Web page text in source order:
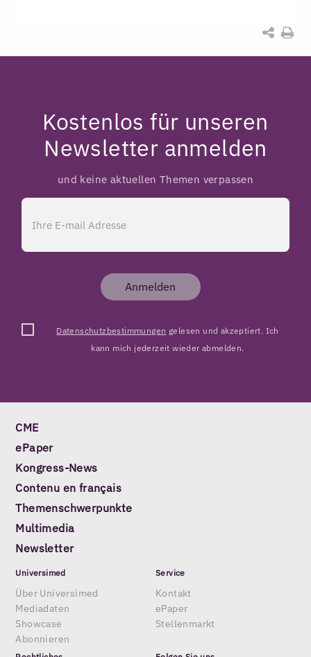
Kostenlos für unseren
Newsletter anmelden
und keine aktuellen Themen verpassen
Anmelden
Datenschutzbestimmungen gelesen und akzeptiert. Ich
kann mich jederzeit wieder abmelden.
CME
ePaper
Kongress-News
Contenu en français
Themenschwerpunkte
Multimedia
Newsletter
Universimed
Über Universimed
Mediadaten
Showcase
Abonnieren
Service
Kontakt
ePaper
Stellenmarkt